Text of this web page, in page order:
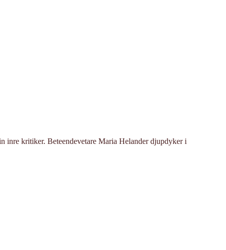
inre kritiker. Beteendevetare Maria Helander djupdyker i